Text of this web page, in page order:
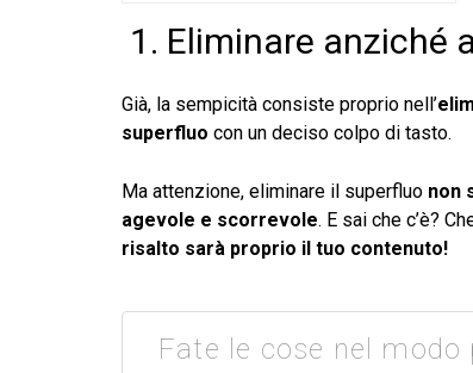
1. Eliminare anziché
Già, la sempicità consiste proprio nell’
superfluo con un deciso colpo di tasto.
Ma attenzione, eliminare il superfluo non
agevole e scorrevole. E sai che c’è?
risalto sarà proprio il tuo contenuto!
Fate le cose nel